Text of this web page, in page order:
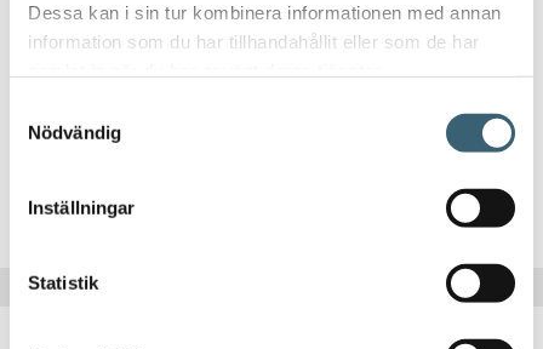
Dessa kan i sin tur kombinera informationen med annan
information som du har tillhandahållit eller som de har
Nödvändig
Inställningar
Statistik
DIESELPUMPAR & TILLBEHÖR
1 000 kr